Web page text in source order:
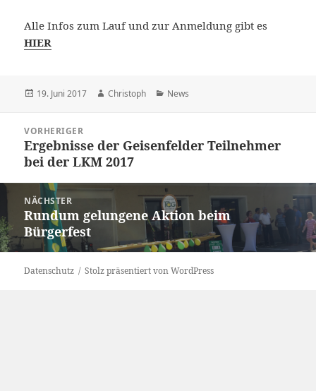
Alle Infos zum Lauf und zur Anmeldung gibt es
HIER
Veröffentlicht
19. Juni 2017 Autor
Christoph Kategorien
News
VORHERIGER
Vorheriger
Beitrag:
Ergebnisse der Geisenfelder Teilnehmer
bei der LKM 2017
NÄCHSTER
Nächster
Beitrag:
Rundum gelungene Aktion beim
Bürgerfest
Datenschutz Stolz präsentiert von WordPress